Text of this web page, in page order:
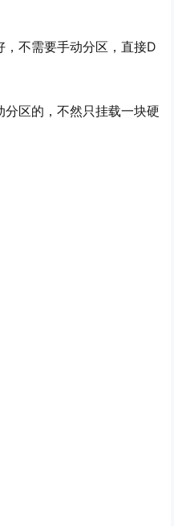
不需要手动分区，直接D
区的，不然只挂载一块硬